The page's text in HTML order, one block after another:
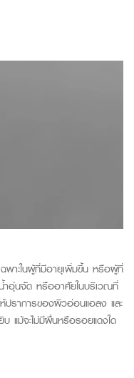
พาะในผู้ที่มีอายุเพิ่มขึ้น หรือผู้ที่
ำอุ่นจัด หรืออาศัยในบริเวณที่
ห้ปราการของผิวอ่อนแอลง และ
แม้จะไม่มีผื่นหรือรอยแดงใด